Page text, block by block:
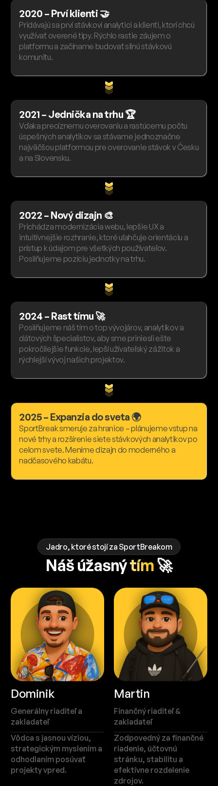
2020 – Prví klienti 🤝
Pridávajú sa prví stávkoví analytici a klienti, ktorí chcú
využívať overené tipy. Rýchlo rastie záujem o
platformu a začíname budovať silnú stávkovú
komunitu.
2021 – Jednička na trhu 🏆
Vďaka precíznemu overovaniu a rastúcemu počtu
úspešných analytikov sa stávame jednoznačne
najväčšou platformou pre overovanie stávok v Česku
a na Slovensku.
2022 – Nový dizajn 🎨
Prichádza modernizácia webu, lepšie UX a
intuitívnejšie rozhranie, ktoré uľahčuje orientáciu a
prístup k údajom pre všetkých používateľov.
Posilňujeme pozíciu jednotky na trhu.
2024 – Rast tímu 🚀
Posilňujeme náš tím o top vývojárov, analytikov a
dátových špecialistov, aby sme priniesli ešte
pokročilejšie funkcie, lepší užívateľský zážitok a
rýchlejší vývoj našich projektov.
2025 – Expanzia do sveta 🌍
SportBreak smeruje za hranice – plánujeme vstup na
nové trhy a rozšírenie siete stávkových analytikov po
celom svete. Meníme dizajn do moderného a
nadčasového kabátu.
Jadro, ktoré stojí za SportBreakom
Náš úžasnýtím 🚀
Dominik
Generálny riaditeľ a
zakladateľ
Vôdca s jasnou víziou,
strategickým myslením a
odhodlaním posúvať
projekty vpred.
Martin
Finančný riaditeľ &
zakladateľ
Zodpovedný za finančné
riadenie, účtovnú
stránku, stabilitu a
efektívne rozdelenie
zdrojov.